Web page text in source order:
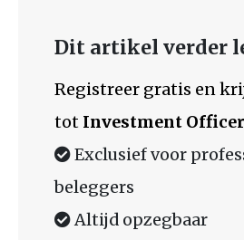
Dit artikel verder
Registreer gratis en
tot Investment
Exclusief voor
beleggers
Altijd opzegbaar